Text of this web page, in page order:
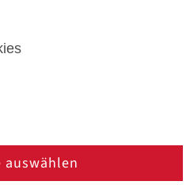
UND
BEI
von weba Werkzeugbau
Werkzeuge und
Erfahren Sie alles über
Projekte und aktuelle
auswählen